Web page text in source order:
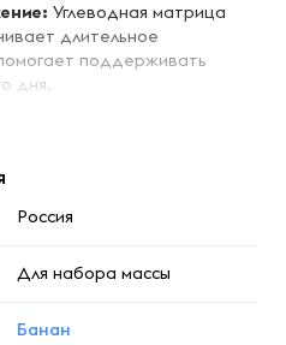
Углеводная матрица
длительное
поддерживать
дня.
и подсластитель
в себя концентрат
и росту мышц. Продукт
Россия
Для набора массы
Банан